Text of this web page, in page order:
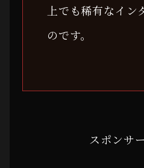
上でも稀有なイン
のです。
スポンサ